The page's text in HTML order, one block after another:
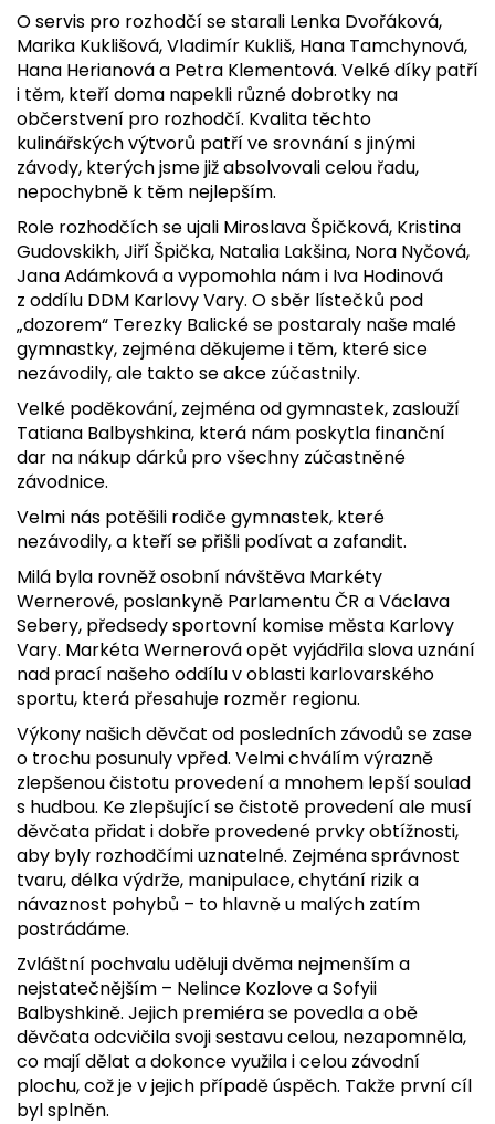
O servis pro rozhodčí se starali Lenka Dvořáková,
Marika Kuklišová, Vladimír Kukliš, Hana Tamchynová,
Hana Herianová a Petra Klementová. Velké díky patří
i těm, kteří doma napekli různé dobrotky na
občerstvení pro rozhodčí. Kvalita těchto
kulinářských výtvorů patří ve srovnání s jinými
závody, kterých jsme již absolvovali celou řadu,
nepochybně k těm nejlepším.
Role rozhodčích se ujali Miroslava Špičková, Kristina
Gudovskikh, Jiří Špička, Natalia Lakšina, Nora Nyčová,
Jana Adámková a vypomohla nám i Iva Hodinová
z oddílu DDM Karlovy Vary. O sběr lístečků pod
„dozorem“ Terezky Balické se postaraly naše malé
gymnastky, zejména děkujeme i těm, které sice
nezávodily, ale takto se akce zúčastnily.
Velké poděkování, zejména od gymnastek, zaslouží
Tatiana Balbyshkina, která nám poskytla finanční
dar na nákup dárků pro všechny zúčastněné
závodnice.
Velmi nás potěšili rodiče gymnastek, které
nezávodily, a kteří se přišli podívat a zafandit.
Milá byla rovněž osobní návštěva Markéty
Wernerové, poslankyně Parlamentu ČR a Václava
Sebery, předsedy sportovní komise města Karlovy
Vary. Markéta Wernerová opět vyjádřila slova uznání
nad prací našeho oddílu v oblasti karlovarského
sportu, která přesahuje rozměr regionu.
Výkony našich děvčat od posledních závodů se zase
o trochu posunuly vpřed. Velmi chválím výrazně
zlepšenou čistotu provedení a mnohem lepší soulad
s hudbou. Ke zlepšující se čistotě provedení ale musí
děvčata přidat i dobře provedené prvky obtížnosti,
aby byly rozhodčími uznatelné. Zejména správnost
tvaru, délka výdrže, manipulace, chytání rizik a
návaznost pohybů – to hlavně u malých zatím
postrádáme.
Zvláštní pochvalu uděluji dvěma nejmenším a
nejstatečnějším – Nelince Kozlove a Sofyii
Balbyshkině. Jejich premiéra se povedla a obě
děvčata odcvičila svoji sestavu celou, nezapomněla,
co mají dělat a dokonce využila i celou závodní
plochu, což je v jejich případě úspěch. Takže první cíl
byl splněn.